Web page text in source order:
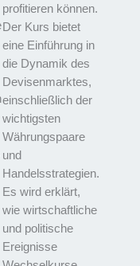
profitieren können.
Der Kurs bietet
eine Einführung in
die Dynamik des
Devisenmarktes,
einschließlich der
wichtigsten
Währungspaare
und
Handelsstrategien.
Es wird erklärt,
wie wirtschaftliche
und politische
Ereignisse